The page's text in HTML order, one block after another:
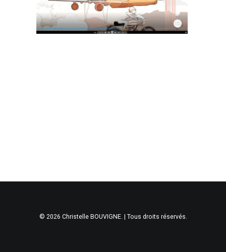
© 2026 Christelle BOUVIGNE. | Tous droits réservés.